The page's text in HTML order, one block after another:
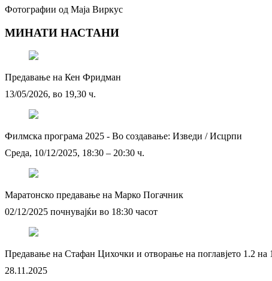
Фотографии од Маја Виркус
МИНАТИ НАСТАНИ
Предавање на Кен Фридман
13/05/2026, во 19,30 ч.
Филмска програма 2025 - Во создавање: Изведи / Исцрпи
Среда, 10/12/2025, 18:30 – 20:30 ч.
Маратонско предавање на Марко Погачник
02/12/2025 почнувајќи во 18:30 часот
Предавање на Стафан Цихочки и отворање на поглавјето 1.2 на
28.11.2025